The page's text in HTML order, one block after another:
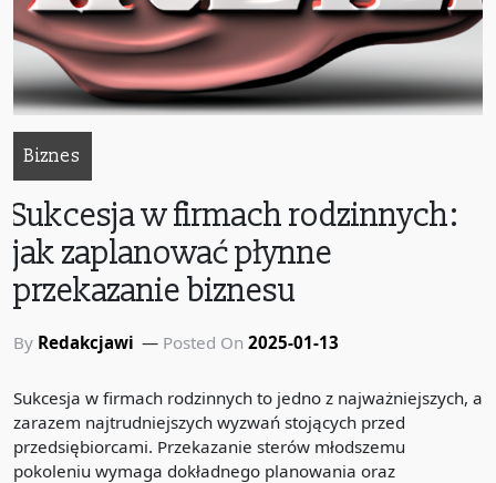
Biznes
Sukcesja w firmach rodzinnych:
jak zaplanować płynne
przekazanie biznesu
By Redakcjawi Posted On 2025-01-13
Sukcesja w firmach rodzinnych to jedno z najważniejszych, a
zarazem najtrudniejszych wyzwań stojących przed
przedsiębiorcami. Przekazanie sterów młodszemu
pokoleniu wymaga dokładnego planowania oraz